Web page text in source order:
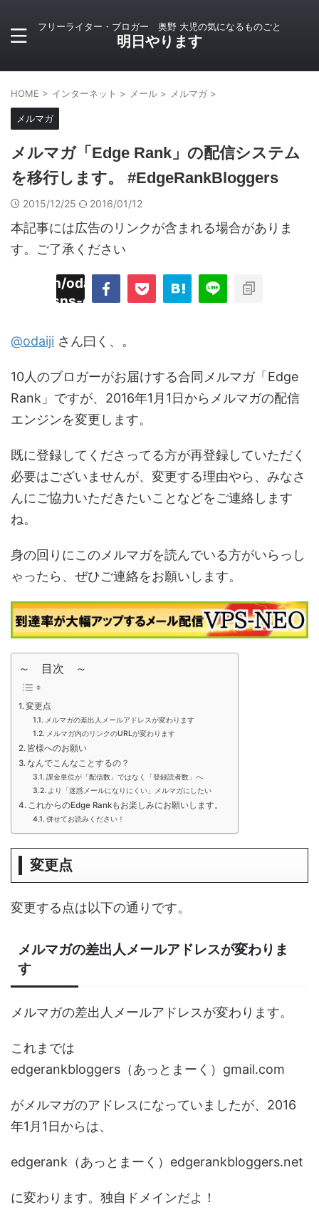
フリーライター・ブロガー 奥野 大児の気になるものごと
明日やります
HOME > インターネット > メール > メルマガ >
メルマガ
メルマガ「Edge Rank」の配信システム
を移行します。 #EdgeRankBloggers
2015/12/25 2016/01/12
本記事には広告のリンクが含まれる場合がありま
す。ご了承ください
odaiji.com/public_html/blog/wp-
sns-count-cache/sns-count-
@odaiji さん曰く、。
10人のブロガーがお届けする合同メルマガ「Edge
Rank」ですが、2016年1月1日からメルマガの配信
エンジンを変更します。
既に登録してくださってる方が再登録していただく
必要はございませんが、変更する理由やら、みなさ
んにご協力いただきたいことなどをご連絡します
ね。
身の回りにこのメルマガを読んでいる方がいらっし
ゃったら、ぜひご連絡をお願いします。
～ 目次 ～
変更点
メルマガの差出人メールアドレスが変わります
メルマガ内のリンクのURLが変わります
皆様へのお願い
なんでこんなことするの？
課金単位が「配信数」ではなく「登録読者数」へ
より「迷惑メールになりにくい」メルマガにしたい
これからのEdge Rankもお楽しみにお願いします。
併せてお読みください！
変更点
変更する点は以下の通りです。
メルマガの差出人メールアドレスが変わりま
す
メルマガの差出人メールアドレスが変わります。
これまでは
edgerankbloggers（あっとまーく）gmail.com
がメルマガのアドレスになっていましたが、2016
年1月1日からは、
edgerank（あっとまーく）edgerankbloggers.net
に変わります。独自ドメインだよ！